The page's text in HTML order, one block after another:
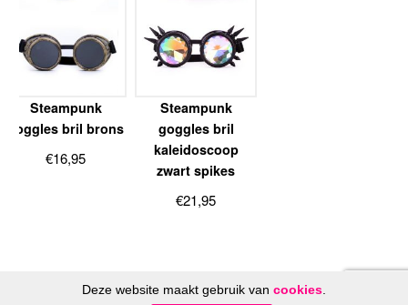
Steampunk
goggles bril brons
€16,95
Steampunk
goggles bril
kaleidoscoop
zwart spikes
€21,95
Deze website maakt gebruik van cookies